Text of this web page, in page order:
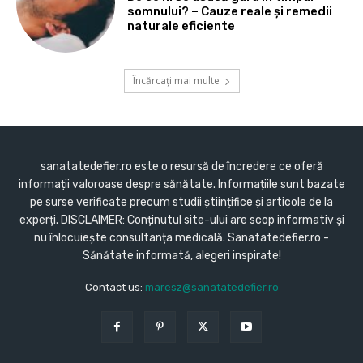
somnului? – Cauze reale și remedii
naturale eficiente
Încărcați mai multe
sanatatedefier.ro este o resursă de încredere ce oferă
informații valoroase despre sănătate. Informațiile sunt bazate
pe surse verificate precum studii științifice și articole de la
experți. DISCLAIMER: Conținutul site-ului are scop informativ și
nu înlocuiește consultanța medicală. Sanatatedefier.ro -
Sănătate informată, alegeri inspirate!
Contact us: maresz@sanatatedefier.ro